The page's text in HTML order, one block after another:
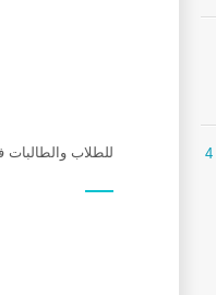
للطلاب والطالبات